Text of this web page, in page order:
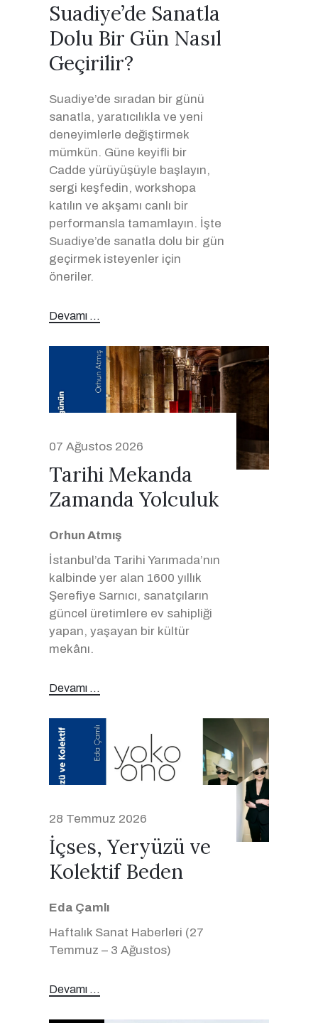
Suadiye’de Sanatla
Dolu Bir Gün Nasıl
Geçirilir?
Suadiye’de sıradan bir günü
sanatla, yaratıcılıkla ve yeni
deneyimlerle değiştirmek
mümkün. Güne keyifli bir
Cadde yürüyüşüyle başlayın,
sergi keşfedin, workshopa
katılın ve akşamı canlı bir
performansla tamamlayın. İşte
Suadiye’de sanatla dolu bir gün
geçirmek isteyenler için
öneriler.
Devamı ...
07 Ağustos 2026
Tarihi Mekanda
Zamanda Yolculuk
Orhun Atmış
İstanbul’da Tarihi Yarımada’nın
kalbinde yer alan 1600 yıllık
Şerefiye Sarnıcı, sanatçıların
güncel üretimlere ev sahipliği
yapan, yaşayan bir kültür
mekânı.
Devamı ...
28 Temmuz 2026
İçses, Yeryüzü ve
Kolektif Beden
Eda Çamlı
Haftalık Sanat Haberleri (27
Temmuz – 3 Ağustos)
Devamı ...